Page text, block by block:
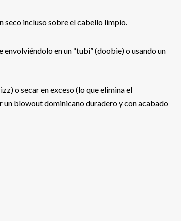
seco incluso sobre el cabello limpio.
en un “tubi” (doobie) o usando un
o secar en exceso (lo que elimina el
un blowout dominicano duradero y con acabado